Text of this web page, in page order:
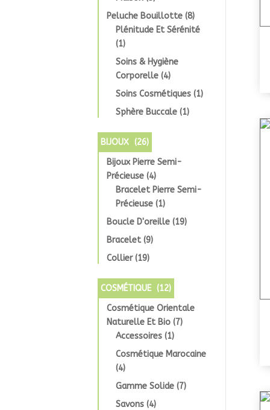
Peluche Bouillotte (8)
Plénitude Et Sérénité
(1)
Soins & Hygiène
Corporelle (4)
Soins Cosmétiques (1)
Sphère Buccale (1)
BIJOUX (26)
Bijoux Pierre Semi-
Précieuse (4)
Bracelet Pierre Semi-
Précieuse (1)
Boucle D'oreille (19)
Bracelet (9)
Collier (19)
COSMÉTIQUE (12)
Cosmétique Orientale
Naturelle Et Bio (7)
Accessoires (1)
Cosmétique Marocaine
(4)
Gamme Solide (7)
Savons (4)